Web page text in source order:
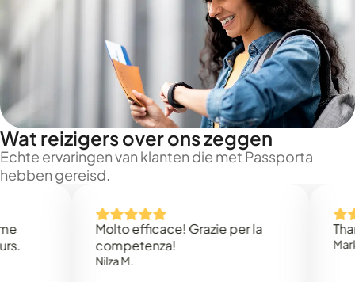
Wat reizigers over ons zeggen
Echte ervaringen van klanten die met Passporta
hebben gereisd.
Molto efficace! Grazie per la
competenza!
Nilza M.
Thank
Mark N.